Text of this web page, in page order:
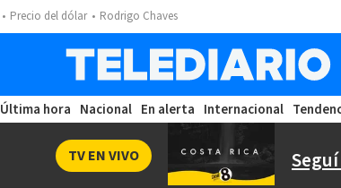
Precio del dólar Rodrigo Chaves
Última hora Nacional En alerta Internacional
TV EN VIVO